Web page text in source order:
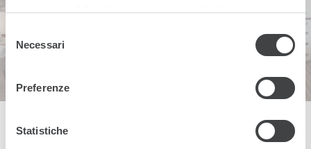
sono applicabili solo su questa proprietà digitale in cui
revocare il proprio consenso in qualsiasi momento dalla
Dichiarazione sui cookie o facendo clic sull'icona di
e imposta le tue preferenze nella
sezione dettagli. Puoi
modificare o ritirare il tuo consenso in qualsiasi momento
delNecessari
Preferenze
Statistiche